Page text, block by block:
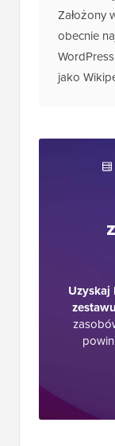
Założony
obecnie
jako
Uzyskaj